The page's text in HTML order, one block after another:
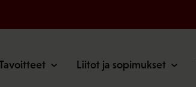
Liitot ja sopimukset